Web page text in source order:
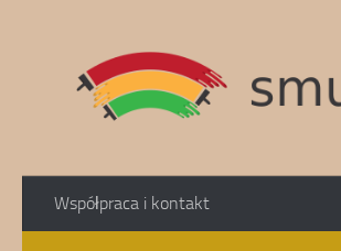
Współpraca i kontakt